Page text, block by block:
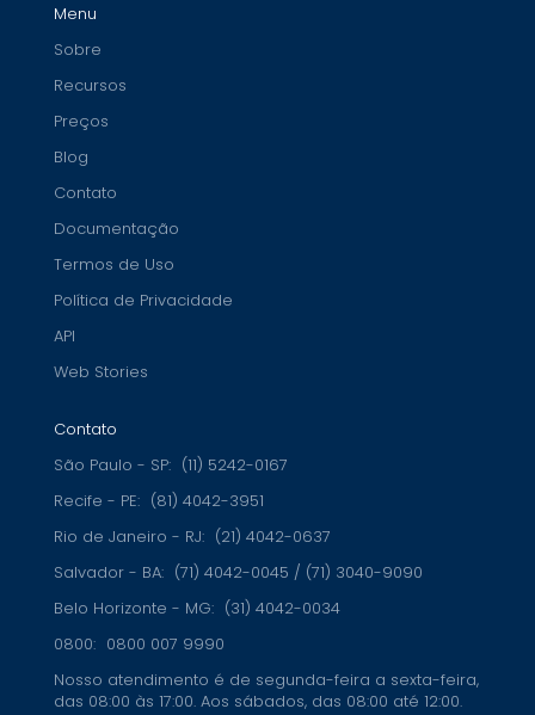
Menu
Sobre
Recursos
Preços
Blog
Contato
Documentação
Termos de Uso
Política de Privacidade
API
Web Stories
Contato
São Paulo - SP: (11) 5242-0167
Recife - PE: (81) 4042-3951
Rio de Janeiro - RJ: (21) 4042-0637
Salvador - BA: (71) 4042-0045 / (71) 3040-9090
Belo Horizonte - MG: (31) 4042-0034
0800: 0800 007 9990
Nosso atendimento é de segunda-feira a sexta-feira,
das 08:00 às 17:00. Aos sábados, das 08:00 até 12:00.